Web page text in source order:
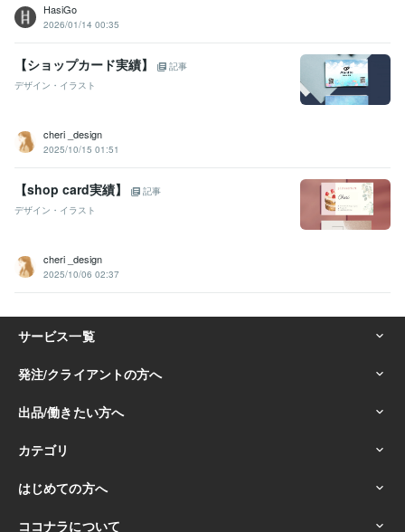
HasiGo
2026/01/14 00:35
【ショップカード実績】
記事
デザイン・イラスト
cheri _design
2025/10/15 01:51
【shop card実績】
記事
デザイン・イラスト
cheri _design
2025/10/06 02:37